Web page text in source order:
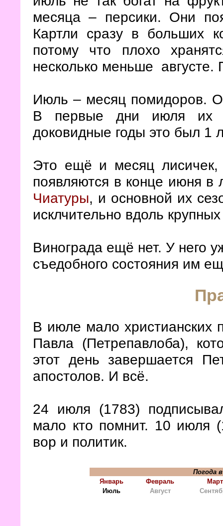
месяца – персики. Они
Картли сразу в больших
потому что плохо
несколько меньше
Июль – месяц помидоров.
В первые дни июля их
доковидные годы это был 1
Это ещё и месяц лисичек,
появляются в конце июня в
Чиатуры, и основной их
исклчительно вдоль
Винограда ещё нет. У него
съедобного состояния им
В июле мало христианских
Павла (Петрепавлоба),
этот день завершается
апостолов. И всё.
24 июля (1783)
мало кто помнит. 10 июля
вор и политик.
Погода
Январь
Февраль
Март
Июль
Август